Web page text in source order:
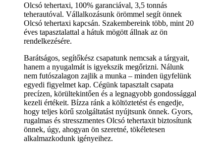
Olcsó tehertaxi, 100% garanciával, 3,5 tonnás
teherautóval. Vállalkozásunk örömmel segít önnek
Olcsó tehertaxi kapcsán. Szakembereink több, mint 20
éves tapasztalattal a hátuk mögött állnak az ön
rendelkezésére.
Barátságos, segítőkész csapatunk nemcsak a tárgyait,
hanem a nyugalmát is igyekszik megőrizni. Nálunk
nem futószalagon zajlik a munka – minden ügyfelünk
egyedi figyelmet kap. Cégünk tapasztalt csapata
precízen, körültekintően és a legnagyobb gondossággal
kezeli értékeit. Bízza ránk a költöztetést és engedje,
hogy teljes körű szolgáltatást nyújtsunk önnek. Gyors,
rugalmas és stresszmentes Olcsó tehertaxit biztosítunk
önnek, úgy, ahogyan ön szeretné, tökéletesen
alkalmazkodunk igényeihez.